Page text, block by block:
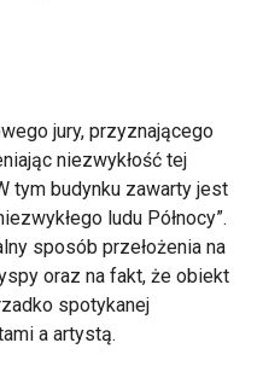
jury, przyznającego
niezwykłość tej
tym budynku zawarty jest
ludu Północy”.
sposób przełożenia na
oraz na fakt, że obiekt
spotykanej
a artystą.